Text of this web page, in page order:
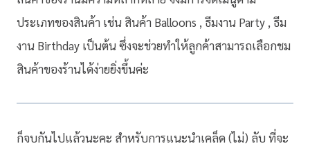
ประเภทของสินค้า เช่น สินค้า Balloons , ธีมงาน Party , ธีม
งาน Birthday เป็นต้น ซึ่งจะช่วยทำให้ลูกค้าสามารถเลือกชม
สินค้าของร้านได้ง่ายยิ่งขึ้นค่ะ
ก็จบกันไปแล้วนะคะ สำหรับการแนะนำเคล็ด (ไม่) ลับ ที่จะ